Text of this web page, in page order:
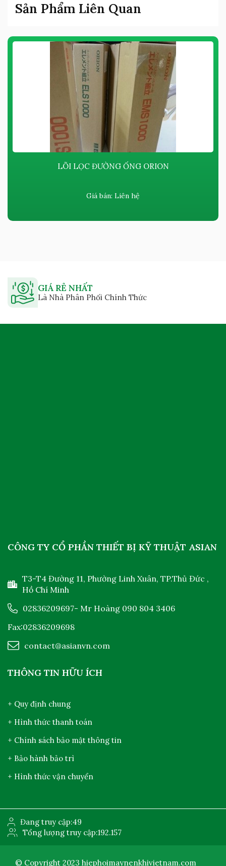
Sản Phẩm Liên Quan
LÕI LỌC ĐƯỜNG ỐNG ORION
Giá bán: Liên hệ
GIÁ RẺ NHẤT
Là Nhà Phân Phối Chính Thức
CÔNG TY CỔ PHẦN THIẾT BỊ KỸ THUẬT ASIAN
T3-T4 Đường 11, Phường Linh Xuân, TP.Thủ Đức ,
Hồ Chí Minh
02836209697- Mr Hoàng 090 804 3406
Fax:02836209698
contact@asianvn.com
THÔNG TIN HỮU ÍCH
+ Quy định chung
+ Hình thức thanh toán
+ Chính sách bảo mật thông tin
+ Bảo hành bảo trì
+ Hình thức vận chuyển
Đang truy cập:49
Tổng lượng truy cập:192.157
© Copyright 2023 hiephoimaynenkhivietnam.com